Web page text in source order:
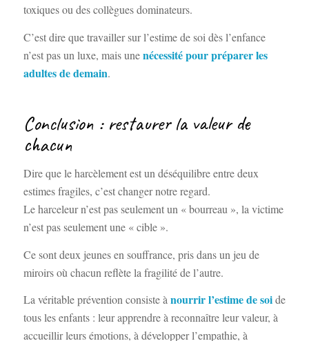
toxiques ou des collègues dominateurs.
C’est dire que travailler sur l’estime de soi dès l’enfance
n’est pas un luxe, mais unenécessité pour préparer les
adultes de demain.
Conclusion : restaurer la valeur de
chacun
Dire que le harcèlement est un déséquilibre entre deux
estimes fragiles, c’est changer notre regard.
Le harceleur n’est pas seulement un « bourreau », la victime
n’est pas seulement une « cible ».
Ce sont deux jeunes en souffrance, pris dans un jeu de
miroirs où chacun reflète la fragilité de l’autre.
La véritable prévention consiste ànourrir l’estime de soide
tous les enfants : leur apprendre à reconnaître leur valeur, à
accueillir leurs émotions, à développer l’empathie, à